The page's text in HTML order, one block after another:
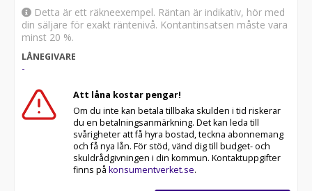
Detta är ett räkneexempel. Räntan är indikativ, hör med
din säljare för exakt räntenivå. Kontantinsatsen måste vara
minst 20 %.
LÅNEGIVARE
-
Att låna kostar pengar!
Om du inte kan betala tillbaka skulden i tid riskerar
du en betalningsanmärkning. Det kan leda till
svårigheter att få hyra bostad, teckna abonnemang
och få nya lån. För stöd, vänd dig till budget- och
skuldrådgivningen i din kommun. Kontaktuppgifter
finns på konsumentverket.se.